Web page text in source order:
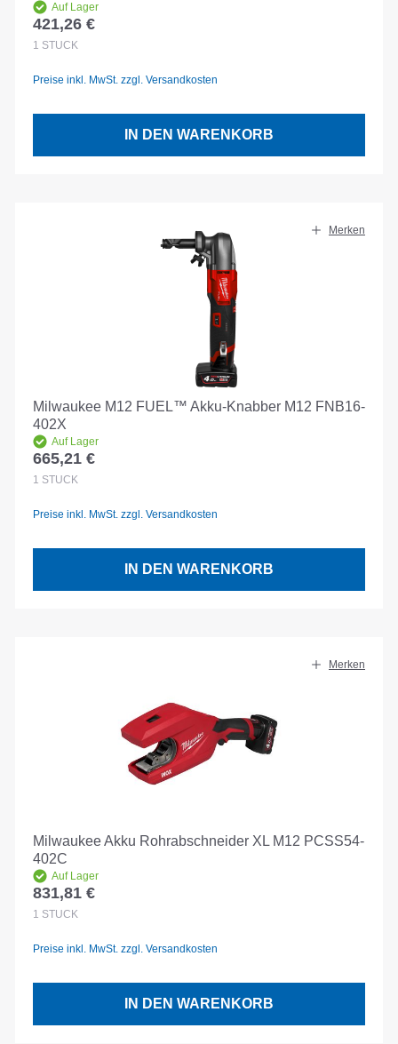
Auf Lager
Regulärer Preis:
421,26 €
1 STÜCK
Preise inkl. MwSt. zzgl. Versandkosten
IN DEN WARENKORB
Merken
Milwaukee M12 FUEL™ Akku-Knabber M12 FNB16-
402X
Auf Lager
Regulärer Preis:
665,21 €
1 STÜCK
Preise inkl. MwSt. zzgl. Versandkosten
IN DEN WARENKORB
Merken
Milwaukee Akku Rohrabschneider XL M12 PCSS54-
402C
Auf Lager
Regulärer Preis:
831,81 €
1 STÜCK
Preise inkl. MwSt. zzgl. Versandkosten
IN DEN WARENKORB